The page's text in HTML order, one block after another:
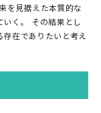
を見据えた本質的な
いく。 その結果とし
存在でありたいと考え